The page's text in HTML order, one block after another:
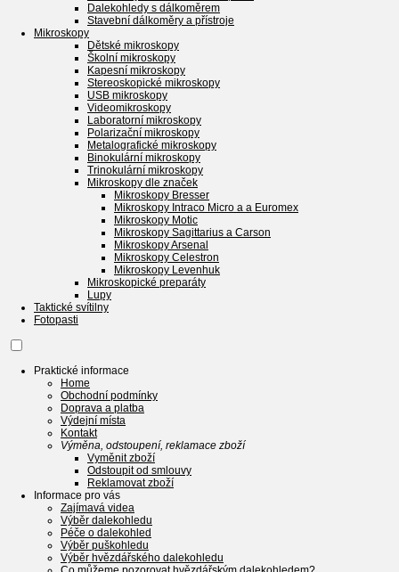
Dalekohledy s dálkoměrem
Stavební dálkoměry a přístroje
Mikroskopy
Dětské mikroskopy
Školní mikroskopy
Kapesní mikroskopy
Stereoskopické mikroskopy
USB mikroskopy
Videomikroskopy
Laboratorní mikroskopy
Polarizační mikroskopy
Metalografické mikroskopy
Binokulární mikroskopy
Trinokulární mikroskopy
Mikroskopy dle značek
Mikroskopy Bresser
Mikroskopy Intraco Micro a a Euromex
Mikroskopy Motic
Mikroskopy Sagittarius a Carson
Mikroskopy Arsenal
Mikroskopy Celestron
Mikroskopy Levenhuk
Mikroskopické preparáty
Lupy
Taktické svítilny
Fotopasti
Praktické informace
Home
Obchodní podmínky
Doprava a platba
Výdejní místa
Kontakt
Výměna, odstoupení, reklamace zboží
Vyměnit zboží
Odstoupit od smlouvy
Reklamovat zboží
Informace pro vás
Zajímavá videa
Výběr dalekohledu
Péče o dalekohled
Výběr puškohledu
Výběr hvězdářského dalekohledu